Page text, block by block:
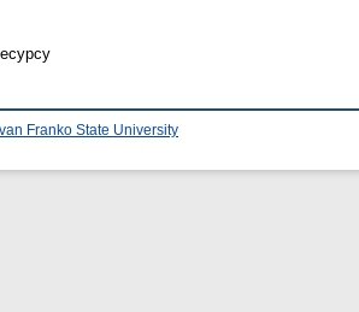
Franko State University